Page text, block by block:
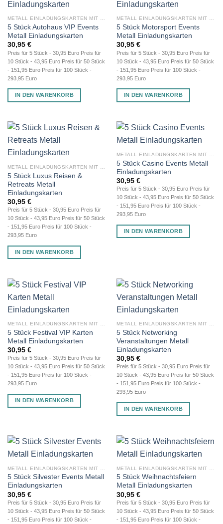
METALL EINLADUNGSKARTEN MIT GRAVUR
5 Stück Autohaus VIP Events
Metall Einladungskarten
30,95 €
Preis für 5 Stück - 30,95 Euro Preis für
10 Stück - 43,95 Euro Preis für 50 Stück
- 151,95 Euro Preis für 100 Stück -
293,95 Euro
IN DEN WARENKORB
METALL EINLADUNGSKARTEN MIT GRAVUR
5 Stück Motorsport Events
Metall Einladungskarten
30,95 €
Preis für 5 Stück - 30,95 Euro Preis für
10 Stück - 43,95 Euro Preis für 50 Stück
- 151,95 Euro Preis für 100 Stück -
293,95 Euro
IN DEN WARENKORB
5 Stück Luxus Reisen &
Retreats Metall
Einladungskarten
30,95 €
Preis für 5 Stück - 30,95 Euro Preis für
10 Stück - 43,95 Euro Preis für 50 Stück
- 151,95 Euro Preis für 100 Stück -
293,95 Euro
IN DEN WARENKORB
5 Stück Casino Events Metall
Einladungskarten
30,95 €
Preis für 5 Stück - 30,95 Euro Preis für
10 Stück - 43,95 Euro Preis für 50 Stück
- 151,95 Euro Preis für 100 Stück -
293,95 Euro
IN DEN WARENKORB
METALL EINLADUNGSKARTEN MIT GRAVUR
5 Stück Festival VIP Karten
Metall Einladungskarten
30,95 €
Preis für 5 Stück - 30,95 Euro Preis für
10 Stück - 43,95 Euro Preis für 50 Stück
- 151,95 Euro Preis für 100 Stück -
293,95 Euro
IN DEN WARENKORB
METALL EINLADUNGSKARTEN MIT GRAVUR
5 Stück Networking
Veranstaltungen Metall
Einladungskarten
30,95 €
Preis für 5 Stück - 30,95 Euro Preis für
10 Stück - 43,95 Euro Preis für 50 Stück
- 151,95 Euro Preis für 100 Stück -
293,95 Euro
IN DEN WARENKORB
5 Stück Silvester Events Metall
Einladungskarten
30,95 €
Preis für 5 Stück - 30,95 Euro Preis für
10 Stück - 43,95 Euro Preis für 50 Stück
- 151,95 Euro Preis für 100 Stück -
5 Stück Weihnachtsfeiern
Metall Einladungskarten
30,95 €
Preis für 5 Stück - 30,95 Euro Preis für
10 Stück - 43,95 Euro Preis für 50 Stück
- 151,95 Euro Preis für 100 Stück -